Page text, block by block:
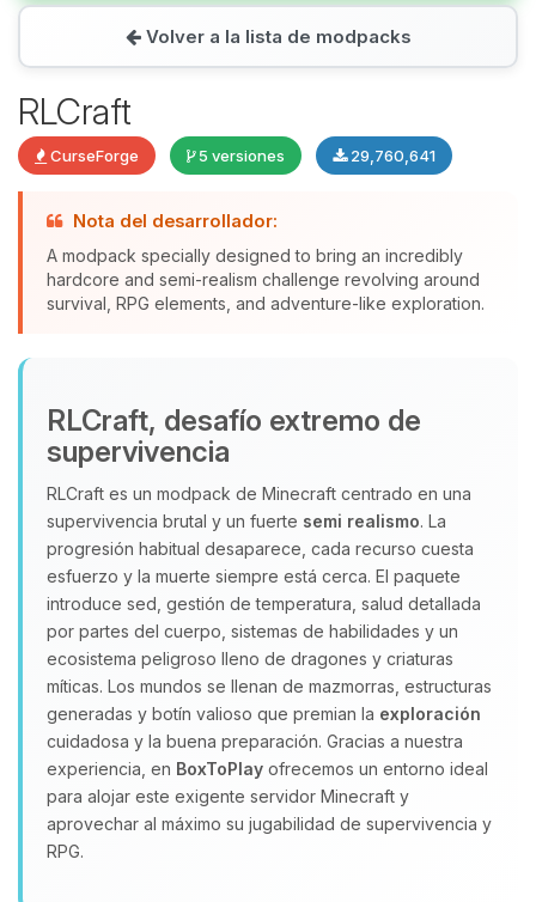
Volver a la lista de modpacks
RLCraft
CurseForge 5 versiones 29,760,641
Nota del desarrollador:
A modpack specially designed to bring an incredibly
hardcore and semi-realism challenge revolving around
survival, RPG elements, and adventure-like exploration.
RLCraft, desafío extremo de
supervivencia
RLCraft es un modpack de Minecraft centrado en una
supervivencia brutal y un fuerte semi realismo. La
progresión habitual desaparece, cada recurso cuesta
esfuerzo y la muerte siempre está cerca. El paquete
introduce sed, gestión de temperatura, salud detallada
por partes del cuerpo, sistemas de habilidades y un
ecosistema peligroso lleno de dragones y criaturas
míticas. Los mundos se llenan de mazmorras, estructuras
generadas y botín valioso que premian la exploración
cuidadosa y la buena preparación. Gracias a nuestra
experiencia, en BoxToPlay ofrecemos un entorno ideal
para alojar este exigente servidor Minecraft y
aprovechar al máximo su jugabilidad de supervivencia y
RPG.
Yupi, por fin alguien con quien
hablar! Soy Choupy, tu pequeno
07/08/2026 22:42